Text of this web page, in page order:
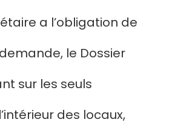
a l’obligation de
le Dossier
sur les seuls
des locaux,